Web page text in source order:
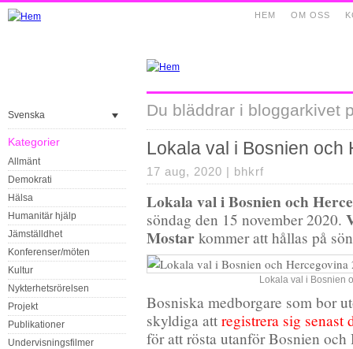
OM OSS
HEM
Svenska
Kategorier
Allmänt
Demokrati
Hälsa
Humanitär hjälp
Jämställdhet
Konferenser/möten
Kultur
Nykterhetsrörelsen
Projekt
Publikationer
Undervisningsfilmer
Du bläddrar i bloggarkivet
Lokala val i Bosnien och
17 aug, 2020 | bhkrf
Lokala val i Bosnien och
söndag den 15 november 2020.
Mostar kommer att hållas på
Lokala val i Bosnien
Bosniska medborgare som bor
skyldiga att registrera sig senast
för att rösta utanför Bosnien och